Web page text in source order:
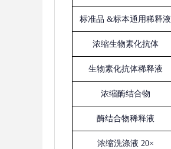
标准品 &标本通用稀释液
浓缩生物素化抗体
生物素化抗体稀释液
浓缩酶结合物
酶结合物稀释液
浓缩洗涤液 20×